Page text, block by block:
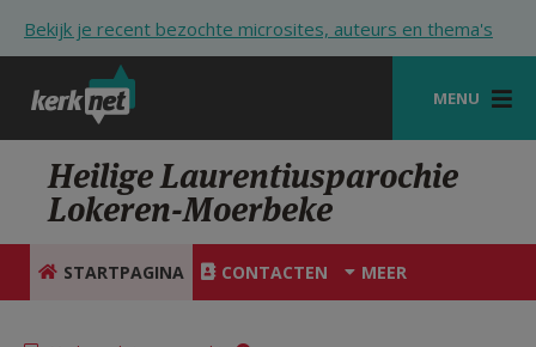
Bekijk je recent bezochte microsites, auteurs en thema's
MENU
STARTPAGINA
KERK
VIERINGEN
Heilige Laurentiusparochie
Lokeren-Moerbeke
STARTPAGINA CONTACTEN MEER